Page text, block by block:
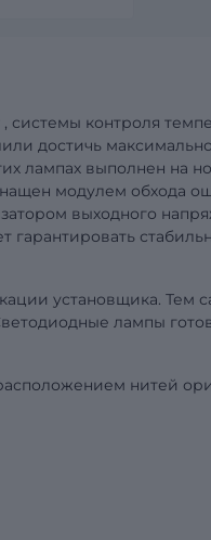
, системы контроля
достичь
лампах выполнен на
модулем обхода
выходного
установщика. Тем
лампы
нитей